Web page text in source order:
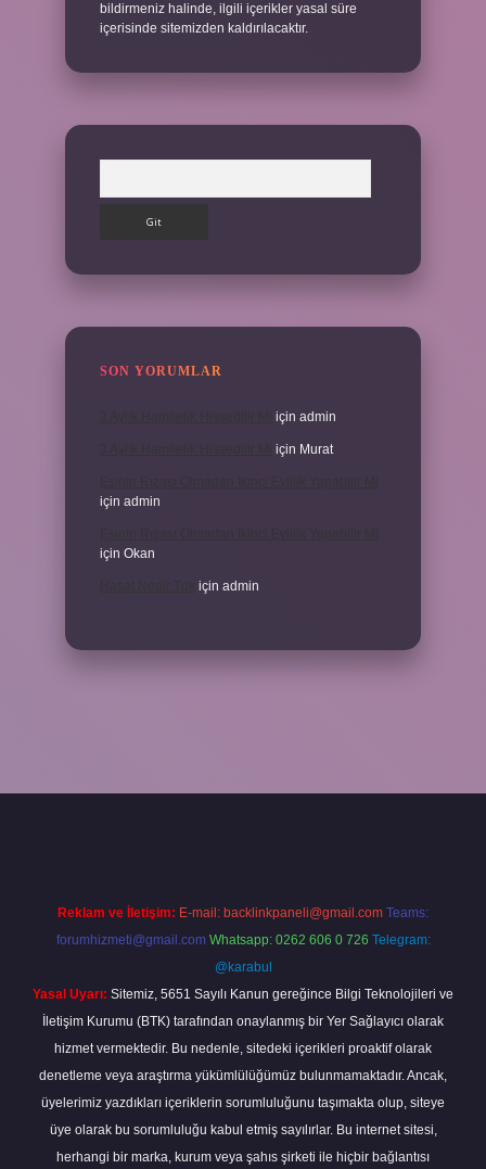
bildirmeniz halinde, ilgili içerikler yasal süre
içerisinde sitemizden kaldırılacaktır.
SON YORUMLAR
için admin
için Murat
için admin
için Okan
için admin
Reklam ve İletişim: E-mail: backlinkpaneli@gmail.com Teams:
forumhizmeti@gmail.com Whatsapp: 0262 606 0 726 Telegram:
@karabul
Yasal Uyarı: Sitemiz, 5651 Sayılı Kanun gereğince Bilgi Teknolojileri ve
İletişim Kurumu (BTK) tarafından onaylanmış bir Yer Sağlayıcı olarak
hizmet vermektedir. Bu nedenle, sitedeki içerikleri proaktif olarak
denetleme veya araştırma yükümlülüğümüz bulunmamaktadır. Ancak,
üyelerimiz yazdıkları içeriklerin sorumluluğunu taşımakta olup, siteye
üye olarak bu sorumluluğu kabul etmiş sayılırlar. Bu internet sitesi,
herhangi bir marka, kurum veya şahıs şirketi ile hiçbir bağlantısı